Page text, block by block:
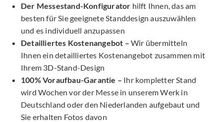
Der Messestand-Konfigurator hilft Ihnen, das am
besten für Sie geeignete Standdesign auszuwählen
und es individuell anzupassen
Detailliertes Kostenangebot – Wir übermitteln
Ihnen ein detailliertes Kostenangebot zusammen mit
Ihrem 3D-Stand-Design
100% Voraufbau-Garantie – Ihr kompletter Stand
wird Wochen vor der Messe in unserem Werk in
Deutschland oder den Niederlanden aufgebaut und
Sie erhalten Fotos davon